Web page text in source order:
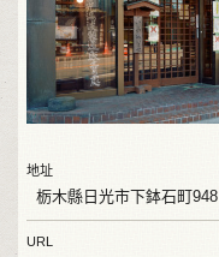
地址
栃木縣日光市下鉢石町948
URL